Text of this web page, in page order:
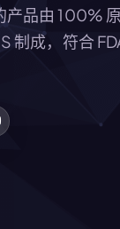
产品由 100%
制成，符合